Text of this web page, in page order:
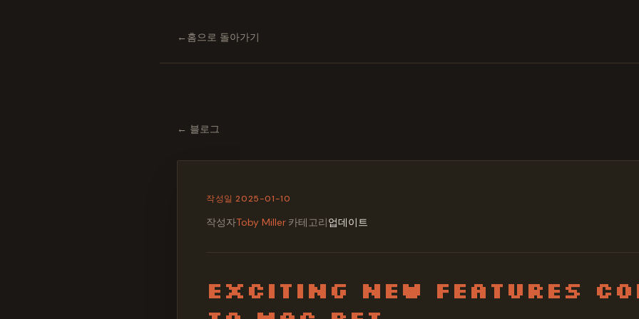
← 홈으로 돌아가기
← 블로그
작성일 2025-01-10
작성자Toby Miller 카테고리업데이트
Exciting New Features